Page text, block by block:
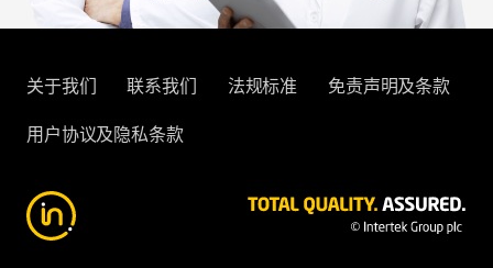
关于我们 联系我们 法规标准 免责声明及条款
用户协议及隐私条款